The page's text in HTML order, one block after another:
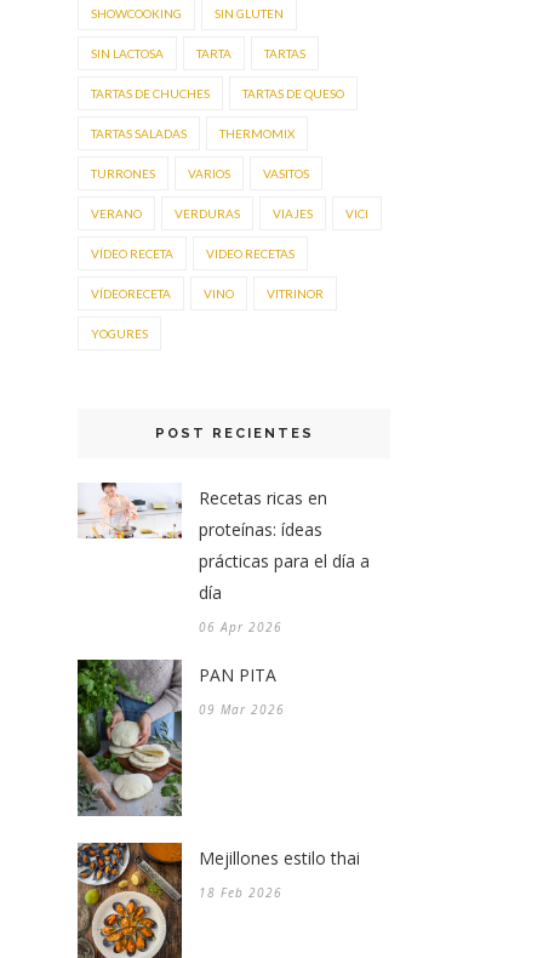
SHOWCOOKING SIN GLUTEN
SIN LACTOSA TARTA TARTAS
TARTAS DE CHUCHES TARTAS DE QUESO
TARTAS SALADAS THERMOMIX
TURRONES VARIOS VASITOS
VERANO VERDURAS VIAJES VICI
VÍDEO RECETA VIDEO RECETAS
VÍDEORECETA VINO VITRINOR
YOGURES
POST RECIENTES
Recetas ricas en
proteínas: ídeas
prácticas para el día a
día
06 Apr 2026
PAN PITA
09 Mar 2026
Mejillones estilo thai
18 Feb 2026